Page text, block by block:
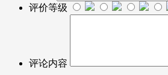
评价等级
评论内容